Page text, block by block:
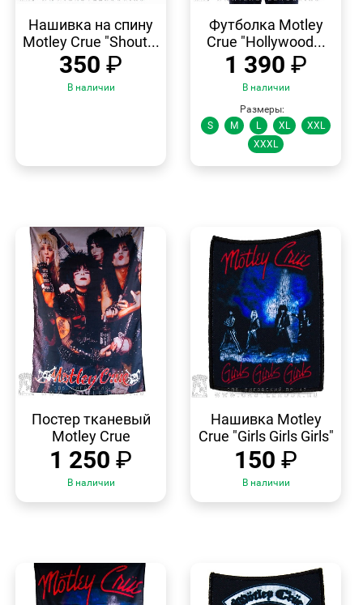
Нашивка на спину
Motley Crue "Shout...
350 ₽
В наличии
ПРОСМОТР
Футболка Motley
Crue "Hollywood...
1 390 ₽
В наличии
Размеры:
S
M L XL
XXL
XXXL
ПРОСМОТР
Постер тканевый
Motley Crue
1 250 ₽
В наличии
ПРОСМОТР
Нашивка Motley
Crue "Girls Girls Girls"
150 ₽
В наличии